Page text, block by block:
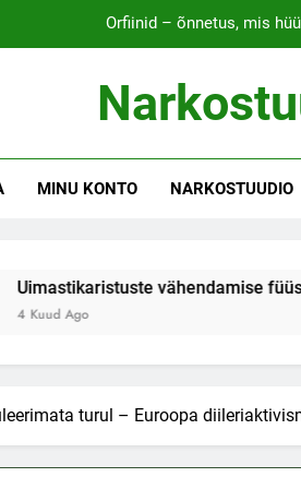
Orfiinid – õnnetus, mis
MINU KONTO NARKOSTUUDIO
vähendamise füüsiline
turul – Euroopa